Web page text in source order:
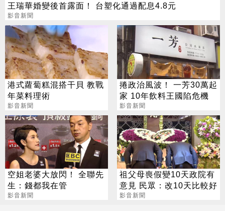
王瑞華婚變後首露面！ 台塑化通過配息4.8元
影音新聞
港式蘿蔔糕混搭干貝 教戰
年菜料理術
影音新聞
捲政治風波！ 一芳30萬起
家 10年飲料王國陷危機
影音新聞
空姐老婆大放閃！ 全聯先
生：錢都我在管
影音新聞
祖父母喪假變10天政院有
意見 民眾：改10天比較好
影音新聞